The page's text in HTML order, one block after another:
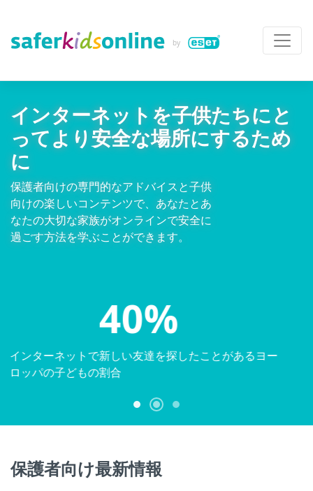
インターネットを子供たちにと
ってより安全な場所にするため
に
保護者向けの専門的なアドバイスと子供
向けの楽しいコンテンツで、あなたとあ
なたの大切な家族がオンラインで安全に
過ごす方法を学ぶことができます。
34%
ネットいじめの被害に遭ったことがあると答えた学生
の割合
保護者向け最新情報